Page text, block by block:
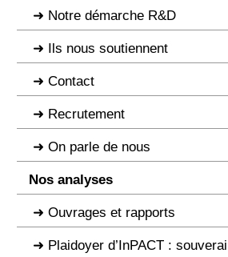
Notre démarche R&D
Ils nous soutiennent
Contact
Recrutement
On parle de nous
Nos analyses
Ouvrages et rapports
Plaidoyer d’InPACT :